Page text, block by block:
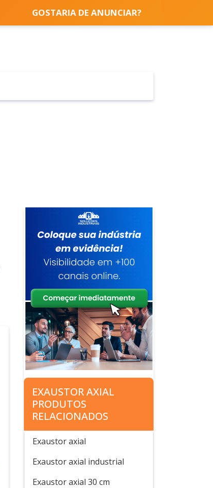
GOSTARIA DE ANUNCIAR?
EXAUSTOR AXIAL
PRODUTOS
RELACIONADOS
Exaustor axial
Exaustor axial industrial
Exaustor axial 30 cm